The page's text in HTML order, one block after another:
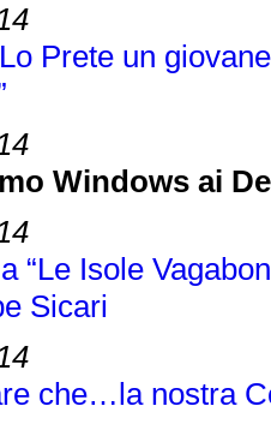
Prete un
Windows ai
“Le Isole
Sicari
che…la nostra